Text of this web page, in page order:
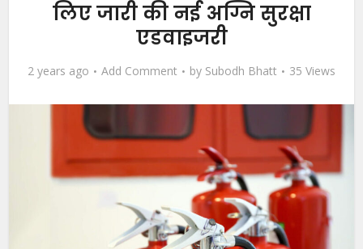
लिए जारी की नई अग्नि सुरक्षा
एडवाइजरी
2 years ago Add Comment by Subodh Bhatt 35 Views